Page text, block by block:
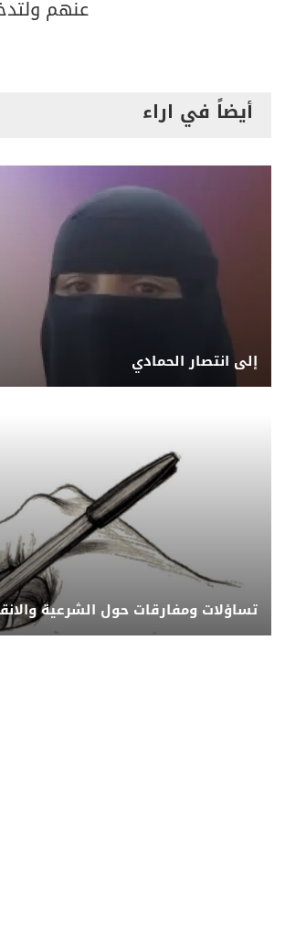
عنهم
أيضاً في اراء
إلى انتصار الحمادي
تساؤلات ومفارقات حول الشرعية